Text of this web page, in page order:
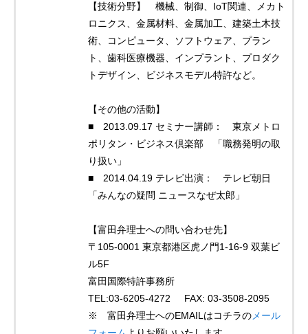
【技術分野】 機械、制御、IoT関連、メカト
ロニクス、金属材料、金属加工、建築土木技
術、コンピュータ、ソフトウェア、プラン
ト、歯科医療機器、インプラント、プロダク
トデザイン、ビジネスモデル特許など。
【その他の活動】
■ 2013.09.17 セミナー講師： 東京メトロ
ポリタン・ビジネス倶楽部 「職務発明の取
り扱い」
■ 2014.04.19 テレビ出演： テレビ朝日
「みんなの疑問 ニュースなぜ太郎」
【富田弁理士への問い合わせ先】
〒105-0001 東京都港区虎ノ門1-16-9 双葉ビ
ル5F
富田国際特許事務所
TEL:03-6205-4272 FAX: 03-3508-2095
※ 富田弁理士へのEMAILはコチラの メール